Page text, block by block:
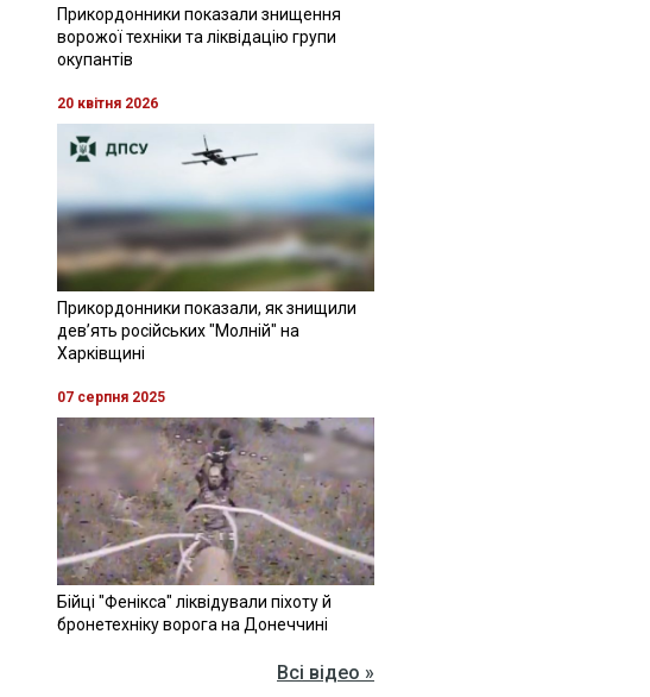
Прикордонники показали знищення
ворожої техніки та ліквідацію групи
окупантів
20 квітня 2026
Прикордонники показали, як знищили
девʼять російських "Молній" на
Харківщині
07 серпня 2025
Бійці "Фенікса" ліквідували піхоту й
бронетехніку ворога на Донеччині
Всі відео »